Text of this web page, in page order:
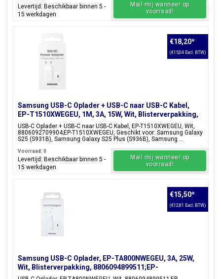
Levertijd: Beschikbaar binnen 5 -
15 werkdagen
Mail mij wanneer op
voorraad!
Samsung USB-C Oplader + USB-C naar USB-C Kabel,
EP-T1510XWEGEU, 1M, 3A, 15W, Wit, Blisterverpakking,
8806092709904;EP-T1510XWEGEU
USB-C Oplader + USB-C naar USB-C Kabel, EP-T1510XWEGEU, Wit,
8806092709904;EP-T1510XWEGEU, Geschikt voor: Samsung Galaxy
S25 (S931B), Samsung Galaxy S25 Plus (S936B), Samsung ...
€18,20*
(€15,04 Excl. BTW)
Voorraad: 0
Levertijd: Beschikbaar binnen 5 -
15 werkdagen
Mail mij wanneer op
voorraad!
Samsung USB-C Oplader, EP-TA800NWEGEU, 3A, 25W,
Wit, Blisterverpakking, 8806094899511;EP-
T2510NWEGEU
€15,50*
(€12,81 Excl. BTW)